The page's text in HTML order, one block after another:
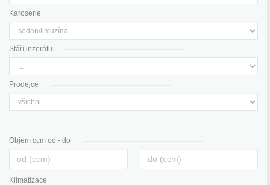
Karoserie
Stáří inzerátu
Prodejce
Objem ccm od - do
Klimatizace